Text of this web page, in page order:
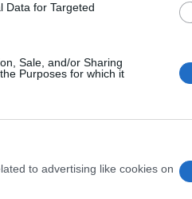
Data for Targeted
Sale, and/or Sharing
Purposes for which it
to advertising like cookies on